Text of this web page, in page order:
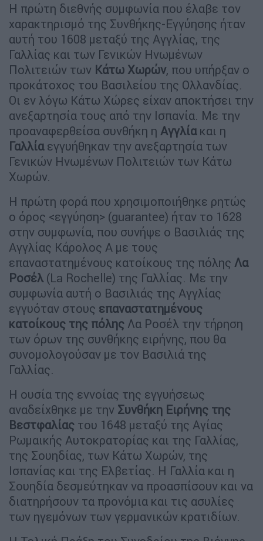
Η πρώτη διεθνής συμφωνία που έλαβε τον
χαρακτηρισμό της Συνθήκης-Εγγύησης ήταν
αυτή του 1608 μεταξύ της Αγγλίας, της
Γαλλίας και των Γενικών Ηνωμένων
Πολιτειών των Κάτω Χωρών, που υπήρξαν ο
προκάτοχος του Βασιλείου της Ολλανδίας.
Οι εν λόγω Κάτω Χώρες είχαν αποκτήσει την
ανεξαρτησία τους από την Ισπανία. Με την
προαναφερθείσα συνθήκη η Αγγλίακαι η
Γαλλίαεγγυήθηκαν την ανεξαρτησία των
Γενικών Ηνωμένων Πολιτειών των Κάτω
Χωρών.
Η πρώτη φορά που χρησιμοποιήθηκε ρητώς
ο όρος <εγγύηση> (guarantee) ήταν το 1628
στην συμφωνία, που συνήψε ο Βασιλιάς της
Αγγλίας Κάρολος Α με τους
επαναστατημένους κατοίκους της πόλης Λα
Ροσέλ (La Rochelle) της Γαλλίας. Με την
συμφωνία αυτή ο Βασιλιάς της Αγγλίας
εγγυόταν στους επαναστατημένους
κατοίκους της πόλης Λα Ροσέλ την τήρηση
των όρων της συνθήκης ειρήνης, που θα
συνομολογούσαν με τον Βασιλιά της
Γαλλίας.
Η ουσία της εννοίας της εγγυήσεως
αναδείχθηκε με την Συνθήκη Ειρήνης της
Βεστφαλίας του 1648 μεταξύ της Αγίας
Ρωμαικής Αυτοκρατορίας και της Γαλλίας,
της Σουηδίας, των Κάτω Χωρών, της
Ισπανίας και της Ελβετίας. Η Γαλλία και η
Σουηδία δεσμεύτηκαν να προασπίσουν και να
διατηρήσουν τα προνόμια και τις ασυλίες
των ηγεμόνων των γερμανικών κρατιδίων.